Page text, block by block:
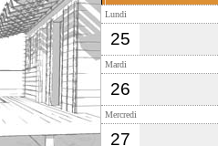
Lundi
25
Mardi
26
Mercredi
27